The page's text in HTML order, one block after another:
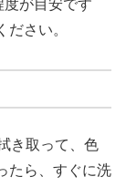
が目安です
さい。
き取って、色
たら、すぐに洗